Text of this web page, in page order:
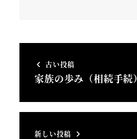
古い投稿
家族の歩み（相続手続）
新しい投稿